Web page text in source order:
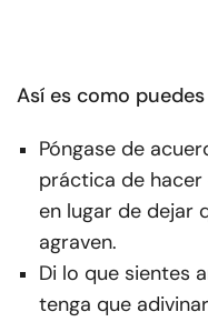
Así es como
Póngase de
práctica de
en lugar de dejar
agraven.
Di lo que sientes
tenga que